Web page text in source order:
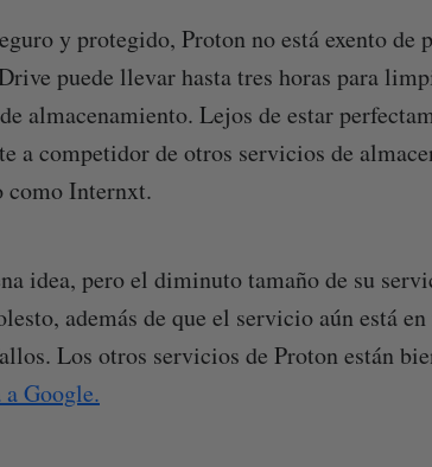
y protegido, Proton no está exento de
puede llevar hasta tres horas para
almacenamiento. Lejos de estar
a competidor de otros servicios de
como Internxt.
idea, pero el diminuto tamaño de su
además de que el servicio aún está en
Los otros servicios de Proton están
Google.